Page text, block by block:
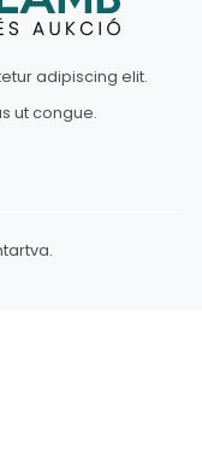
adipiscing elit.
ut congue.